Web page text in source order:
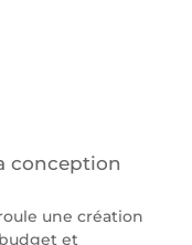
conception
une création
et